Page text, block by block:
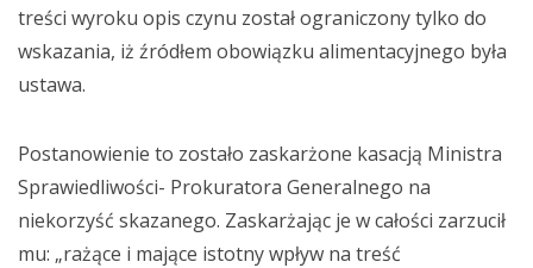
treści wyroku opis czynu został ograniczony tylko do
wskazania, iż źródłem obowiązku alimentacyjnego była
ustawa.
Postanowienie to zostało zaskarżone kasacją Ministra
Sprawiedliwości- Prokuratora Generalnego na
niekorzyść skazanego. Zaskarżając je w całości zarzucił
mu: „rażące i mające istotny wpływ na treść